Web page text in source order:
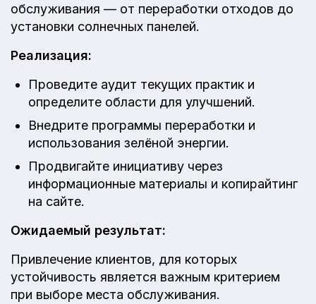
обслуживания — от переработки отходов до
установки солнечных панелей.
Реализация:
Проведите аудит текущих практик и
определите области для улучшений.
Внедрите программы переработки и
использования зелёной энергии.
Продвигайте инициативу через
информационные материалы и копирайтинг
на сайте.
Ожидаемый результат:
Привлечение клиентов, для которых
устойчивость является важным критерием
при выборе места обслуживания.